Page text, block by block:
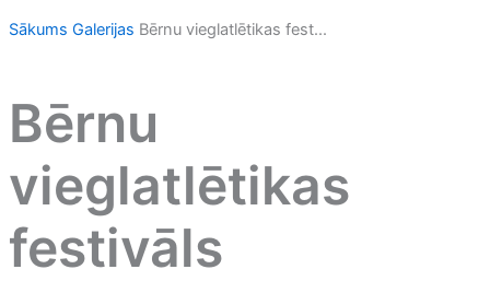
Sākums Galerijas Bērnu vieglatlētikas fest...
Bērnu
vieglatlētikas
festivāls